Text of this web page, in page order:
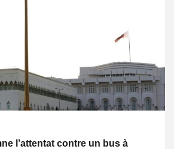
l’attentat contre un bus à